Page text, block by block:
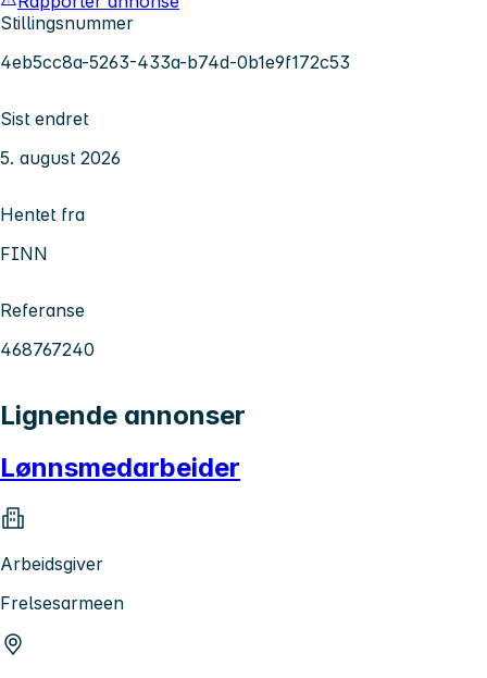
Stillingsnummer
4eb5cc8a-5263-433a-b74d-0b1e9f172c53
Sist endret
5. august 2026
Hentet fra
FINN
Referanse
468767240
Lignende annonser
Lønnsmedarbeider
Arbeidsgiver
Frelsesarmeen